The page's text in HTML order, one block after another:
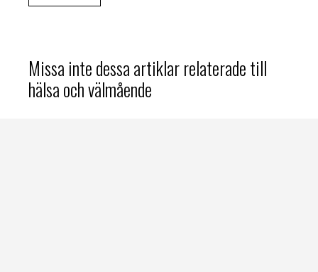
Missa inte dessa artiklar relaterade till
hälsa och välmående